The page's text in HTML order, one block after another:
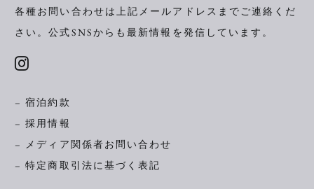
各種お問い合わせは上記メールアドレスまでご連絡くだ
さい。公式SNSからも最新情報を発信しています。
– 宿泊約款
– 採用情報
– メディア関係者お問い合わせ
– 特定商取引法に基づく表記